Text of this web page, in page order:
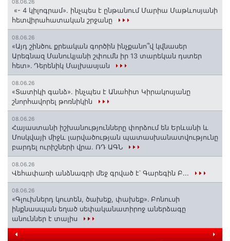
08.06.26
«- 4 կիլոգրամ». ինչպես է ընթանում Մարիա Մաթևոսյանի
հետվիրահատական շրջանը
08.06.26
«Այդ շինծու քրեական գործին ինչքանո՞վ կվնասեր
Արեգնազ Մանուկյանի շփումն իր 13 տարեկան դստեր
հետ»․ Դերենիկ Մալխասյան
08.06.26
«Տատիկի գանձ». ինչպես է Անահիտ Կիրակոսյանը
շնորհավորել թոռնիկին
08.06.26
Հայաստանի իշխանությունները փորձում են Երևանի և
Մոսկվայի միջև լարվածության պատասխանատվությունը
բարդել ուրիշների վրա. ՌԴ ԱԳՆ
08.06.26
Վեհափառի անձնագրի մեջ գրված է՝ Գարեգին Բ...
08.06.26
«Գլուխներդ կուտեն, ծախեք, փախեք»․ Բոնուսի
ինքնասպան եղած սեփականատիրոջ աներձագը
անուններ է տալիս